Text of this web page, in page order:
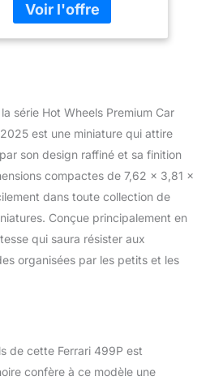
série Hot Wheels Premium Car
est une miniature qui attire
son design raffiné et sa finition
compactes de 7,62 x 3,81 x
dans toute collection de
Conçue principalement en
qui saura résister aux
organisées par les petits et les
de cette Ferrari 499P est
confère à ce modèle une